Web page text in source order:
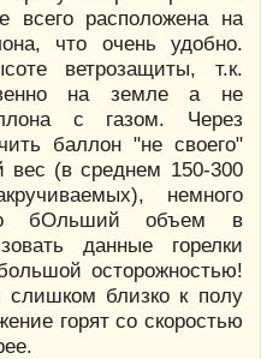
всего расположена на
что очень удобно.
ветрозащиты, т.к.
на земле а не
с газом. Через
баллон "не своего"
вес (в среднем 150-300
немного
бОльший объем в
данные горелки
осторожностью!
слишком близко к полу
горят со скоростью